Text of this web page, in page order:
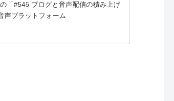
「#545 ブログと音声配信の積み上げ
声プラットフォーム